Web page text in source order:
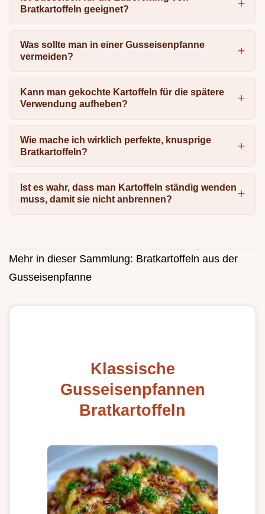
Bratkartoffeln geeignet?
Was sollte man in einer Gusseisenpfanne
vermeiden?
Kann man gekochte Kartoffeln für die spätere
Verwendung aufheben?
Wie mache ich wirklich perfekte, knusprige
Bratkartoffeln?
Ist es wahr, dass man Kartoffeln ständig wenden
muss, damit sie nicht anbrennen?
Mehr in dieser Sammlung: Bratkartoffeln aus der
Gusseisenpfanne
Klassische
Gusseisenpfannen
Bratkartoffeln